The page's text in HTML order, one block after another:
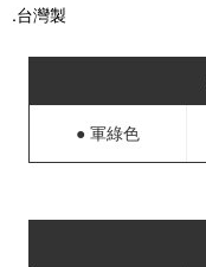
.台灣製
● 軍綠色